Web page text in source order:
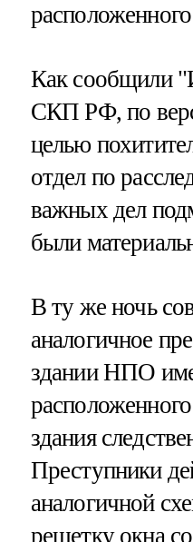
Как сообщили
СКП РФ, по
целью
отдел по
важных дел
были
В ту же ночь
аналогичное
здании НПО
здания
Преступники
аналогичной
решетку окна